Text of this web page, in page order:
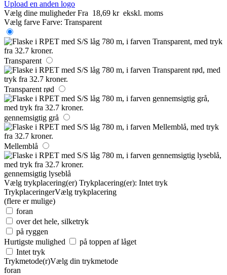
Upload en anden logo
Vælg dine muligheder Fra 18,69 kr ekskl. moms
Vælg farve Farve: Transparent
Transparent
Transparent rød
gennemsigtig grå
Mellemblå
gennemsigtig lyseblå
Vælg trykplacering(er) Trykplacering(er): Intet tryk
TrykplaceringerVælg trykplacering
(flere er mulige)
foran
over det hele, silketryk
på ryggen
Hurtigste mulighed
på toppen af låget
Intet tryk
Trykmetode(r)Vælg din trykmetode
foran